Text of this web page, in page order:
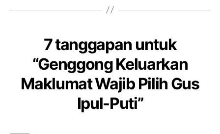
7 tanggapan untuk
“Genggong Keluarkan
Maklumat Wajib Pilih Gus
Ipul-Puti”